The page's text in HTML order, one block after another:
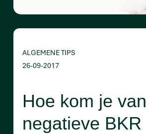
ALGEMENE TIPS
26-09-2017
Hoe kom je van
negatieve BKR